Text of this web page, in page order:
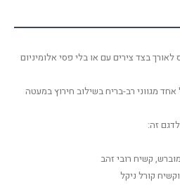
בצד צירים עם או בלי פסי אלומיניום
מגווני רב-בריח בשילוב חירוץ במעטה
זה:
קשיח רובי זהב
קורל ניקל